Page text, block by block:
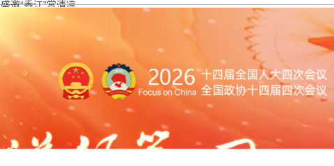
铺开加快制造业升级
参展“百万英才汇南粤”春季大型综合招聘会代表
主机厂多年独家定点
五”发展目标 为教育强国建设提供更大智力支撑
理局、民协召开全民反诈骗工作推进会
府常务会议